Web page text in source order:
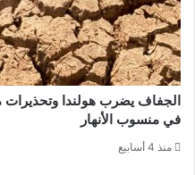
الجفاف يضرب هولندا
في منسوب الأنهار
منذ 4 أسابيع